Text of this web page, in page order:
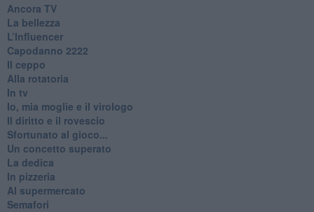
Ancora TV
La bellezza
L’Influencer
​Capodanno 2222
Il ceppo
Alla rotatoria
In tv
Io, mia moglie e il virologo
Il diritto e il rovescio
Sfortunato al gioco...
Un concetto superato
La dedica
In pizzeria
Al supermercato
Semafori